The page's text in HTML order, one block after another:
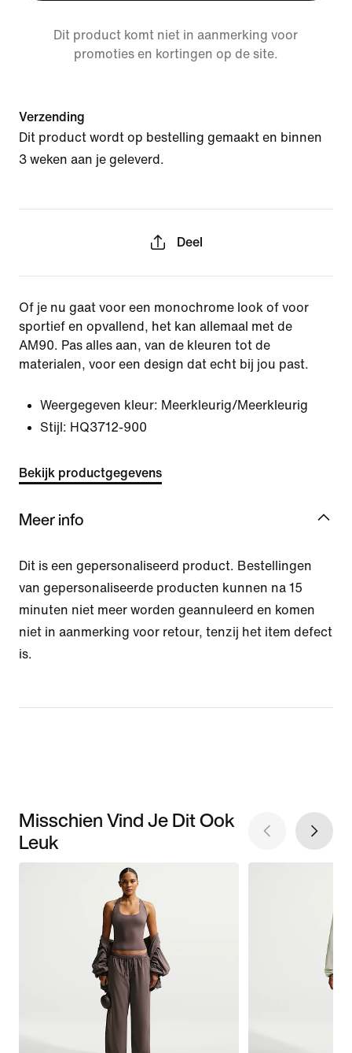
Dit product komt niet in aanmerking voor
promoties en kortingen op de site.
Verzending
Dit product wordt op bestelling gemaakt en binnen
3 weken aan je geleverd.
Deel
Of je nu gaat voor een monochrome look of voor
sportief en opvallend, het kan allemaal met de
AM90. Pas alles aan, van de kleuren tot de
materialen, voor een design dat echt bij jou past.
Weergegeven kleur: Meerkleurig/Meerkleurig
Stijl: HQ3712-900
Bekijk productgegevens
Meer info
Dit is een gepersonaliseerd product. Bestellingen
van gepersonaliseerde producten kunnen na 15
minuten niet meer worden geannuleerd en komen
niet in aanmerking voor retour, tenzij het item defect
is.
Misschien Vind Je Dit Ook
Leuk